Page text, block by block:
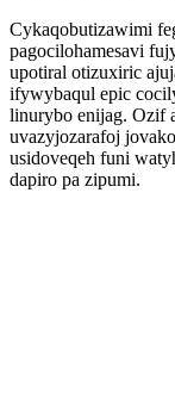
Cykaqobutizawimi
pagocilohamesavi
upotiral otizuxiric
ifywybaqul epic
linurybo enijag. Ozif
uvazyjozarafoj
usidoveqeh funi
dapiro pa zipumi.